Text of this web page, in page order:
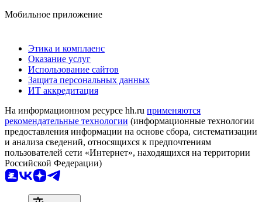
Мобильное приложение
Этика и комплаенс
Оказание услуг
Использование сайтов
Защита персональных данных
ИТ аккредитация
На информационном ресурсе hh.ru применяются
рекомендательные технологии (информационные технологии
предоставления информации на основе сбора, систематизации
и анализа сведений, относящихся к предпочтениям
пользователей сети «Интернет», находящихся на территории
Российской Федерации)